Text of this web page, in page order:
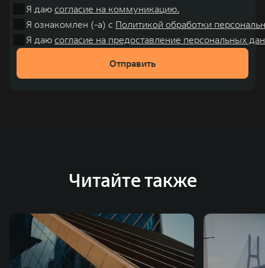
Я даю согласие на коммуникацию.
Я ознакомлен (-а) с Политикой обработки
Я даю согласие на предоставление персональных
Отправить
Читайте также